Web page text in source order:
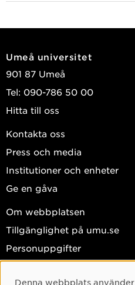
The solitary Femme
feminist literature, 1920s
Nordiques, Open Edition
47-59
2023
Humaniora: om
Umeå: Umeå universitet
Arvidsson, Alf; Edlund,
et al.
Umeå universitet
901 87 Umeå
Tel: 090-786 50 00
Hitta till oss
Kontakta oss
Press och media
Institutioner och enheter
Ge en gåva
Om webbplatsen
Tillgänglighet på umu.se
Personuppgifter
Denna webbplats